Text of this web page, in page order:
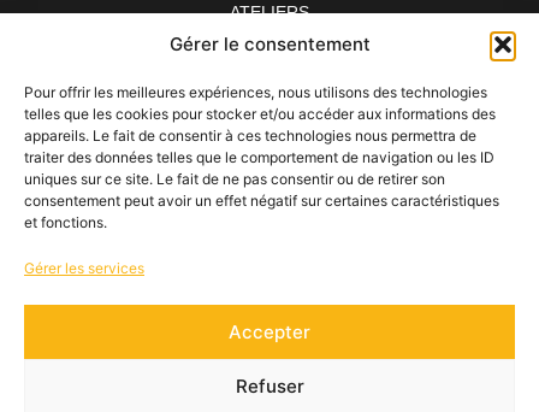
Gérer le consentement
Pour offrir les meilleures expériences, nous utilisons des technologies
telles que les cookies pour stocker et/ou accéder aux informations des
appareils. Le fait de consentir à ces technologies nous permettra de
traiter des données telles que le comportement de navigation ou les ID
uniques sur ce site. Le fait de ne pas consentir ou de retirer son
consentement peut avoir un effet négatif sur certaines caractéristiques
et fonctions.
Gérer les services
Accepter
Refuser
ATELIERS
ÉVÉNEMENTS
NOS RESTAURANTS
CONTACT & RÉSÉRVATION
Copyright Sushi Life 2026
conception & réalisation